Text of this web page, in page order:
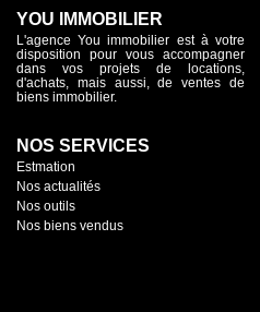
YOU IMMOBILIER
L'agence You immobilier est à votre
disposition pour vous accompagner
dans vos projets de locations,
d'achats, mais aussi, de ventes de
biens immobilier.
NOS SERVICES
Estmation
Nos actualités
Nos outils
Nos biens vendus